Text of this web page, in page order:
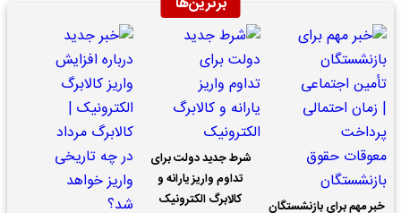
خبر مهم برای بازنشستگان
شرط جدید دولت برای
تداوم واریز یارانه و
کالابرگ الکترونیک